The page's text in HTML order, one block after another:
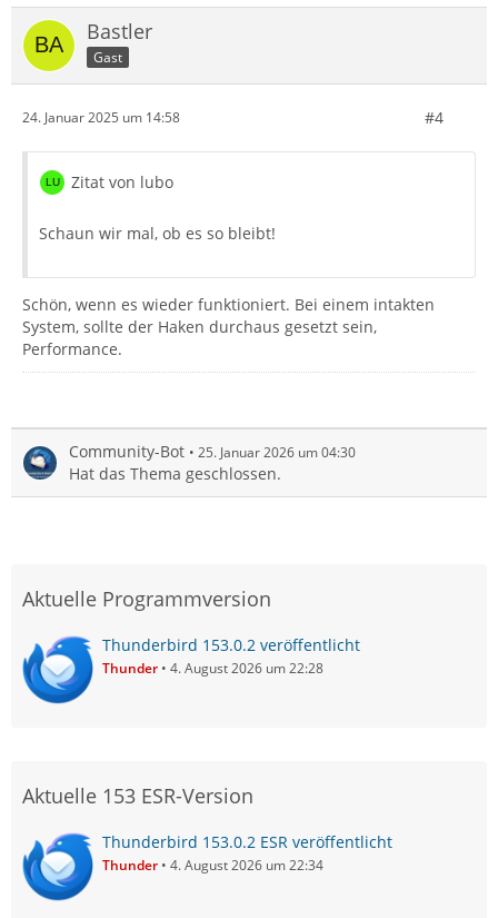
Bastler
Gast
24. Januar 2025 um 14:58 #4
Zitat von lubo
Schaun wir mal, ob es so bleibt!
Schön, wenn es wieder funktioniert. Bei einem intakten
System, sollte der Haken durchaus gesetzt sein,
Performance.
Community-Bot 25. Januar 2026 um 04:30
Hat das Thema geschlossen.
Aktuelle Programmversion
Thunderbird 153.0.2 veröffentlicht
Thunder 4. August 2026 um 22:28
Aktuelle 153 ESR-Version
Thunderbird 153.0.2 ESR veröffentlicht
Thunder 4. August 2026 um 22:34